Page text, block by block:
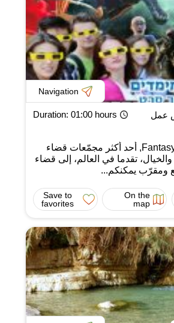
Navigation
عمل Duration: 01:00 hours
يدعوكم Fantasy Island, أحد أكثر مجمّعات قضاء
والخيال، تقدما في العالم، إلى قضاء
ومقرّب يمكنكم...
On the
map
Save to
favorites